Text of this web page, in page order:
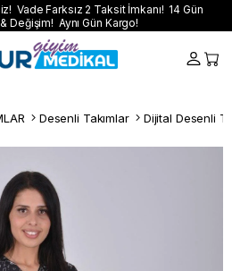
Vade Farksız 2 Taksit İmkanı! 14 Gün
Değişim! Aynı Gün Kargo!
Desenli Takımlar Dijital Desenli